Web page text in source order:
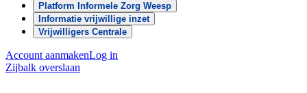
Platform Informele Zorg Weesp
Informatie vrijwillige inzet
Vrijwilligers Centrale
Account aanmakenLog in
Zijbalk overslaan